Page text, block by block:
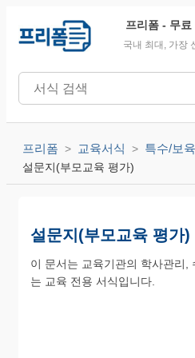
프리폼 - 무료
국내 최대, 가장
프리폼 교육서식 특수/보
설문지(부모교육 평가)
설문지(부모교육 평가
이 문서는 교육기관의 학사관리,
는 교육 전용 서식입니다.